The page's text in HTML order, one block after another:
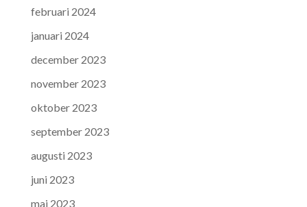
februari 2024
januari 2024
december 2023
november 2023
oktober 2023
september 2023
augusti 2023
juni 2023
maj 2023